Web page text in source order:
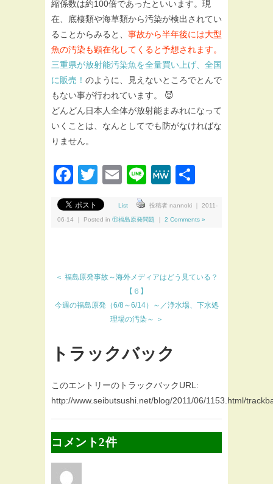
縮係数は約100倍であったといいます。現
在、底棲類や海草類から汚染が検出されてい
ることからみると、 事故から半年後には大型
魚の汚染も顕在化してくると予想されます。
三重県が放射能汚染魚を全量買い上げ、全国
に販売！ のように、見えないところでとんで
もない事が行われています。 😈
どんどん日本人全体が放射能まみれになって
いくことは、なんとしてでも防がなければな
りません。
Facebook
Twitter
EmailLineMeWe
List 投稿者 nannoki ｜ 2011-
06-14 ｜ Posted in ⑪福島原発問題 2 Comments »
＜ 福島原発事故～海外メディアはどう見ている？
【６】
今週の福島原発（6/8～6/14）～／浄水場、下水処
理場の汚染～ ＞
トラックバック
このエントリーのトラックバックURL:
http://www.seibutsushi.net/blog/2011/06/1153.html/
コメント2件